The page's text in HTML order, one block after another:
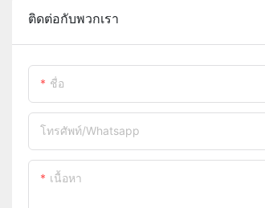
ติดต่อกับพวกเรา
ชื่อ
โทรศัพท์/whatsapp
เนื้อหา